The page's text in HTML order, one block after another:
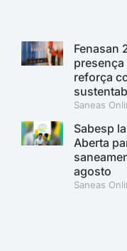
Fenasan
presença
reforça
Saneas
Sabesp
Aberta
agosto
Saneas